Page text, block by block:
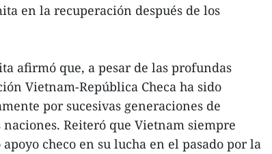
en la recuperación después de los
afirmó que, a pesar de las profundas
Vietnam-República Checa ha sido
por sucesivas generaciones de
Reiteró que Vietnam siempre
checo en su lucha en el pasado por la